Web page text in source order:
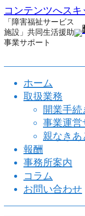
コンテンツへスキ
「障害福祉サービス
施設」共同生活援助
事業サポート
ホーム
取扱業務
開業手続
事業運営
親なきあ
報酬
事務所案内
コラム
お問い合わせ